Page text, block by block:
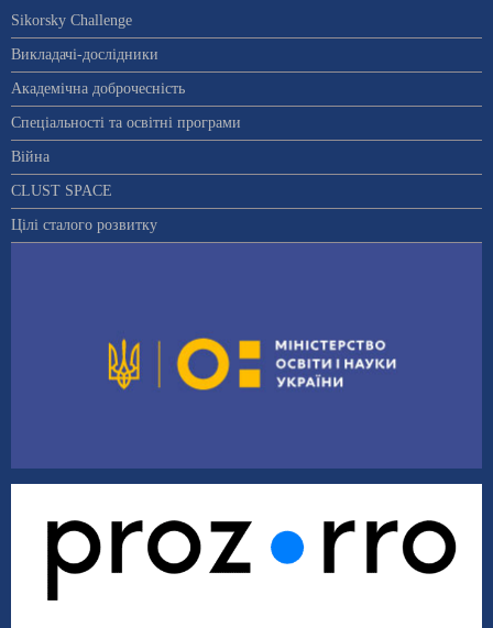
Sikorsky Challenge
Викладачі-дослідники
Академічна доброчесність
Спеціальності та освітні програми
Війна
CLUST SPACE
Цілі сталого розвитку